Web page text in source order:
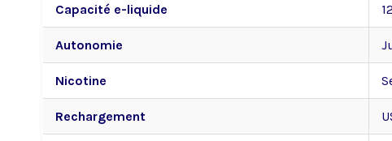
Capacité e-liquide
Autonomie
Nicotine
Rechargement